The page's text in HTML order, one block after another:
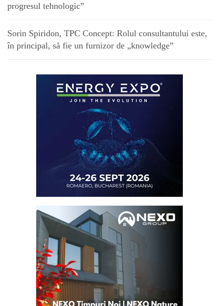
progresul tehnologic”
Sorin Spiridon, TPC Concept: Rolul consultantului este,
în principal, să fie un furnizor de „knowledge”